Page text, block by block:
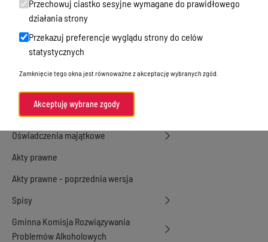
Petycje
Dyżury Aptek w Powiecie Ostródzkim
Komunikacja publiczna
Nieodpłatna pomoc prawna
Rada Miejska
Oświadczenia majątkowe
Akty prawne
Akty prawne - poprzednia wersja
Spisy
Gminna Komisja Rozwiązywania
Problemów Alkoholowych
Przechowuj ciastko sesyjne wymagane do prawidłowego
działania strony
Przekazuj preferencje wyglądu strony do celów
statystycznych
Zamknięcie tego okna jest równoważne z akceptację wybranych zgód.
Akceptuję wybrane zgody